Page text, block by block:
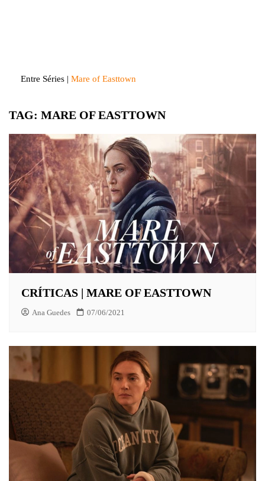
Entre Séries | Mare of Easttown
TAG: MARE OF EASTTOWN
CRÍTICAS | MARE OF EASTTOWN
Ana Guedes 07/06/2021